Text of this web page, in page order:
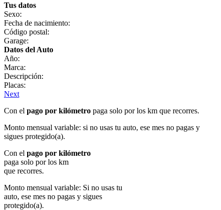
Tus datos
Sexo:
Fecha de nacimiento:
Código postal:
Garage:
Datos del Auto
Año:
Marca:
Descripción:
Placas:
Next
Con el pago por kilómetro paga solo por los km que recorres.
Monto mensual variable: si no usas tu auto, ese mes no pagas y
sigues protegido(a).
Con el pago por kilómetro
paga solo por los km
que recorres.
Monto mensual variable: Si no usas tu
auto, ese mes no pagas y sigues
protegido(a).